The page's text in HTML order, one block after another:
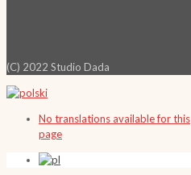
(C) 2022 Studio Dada
No translations available for this
page